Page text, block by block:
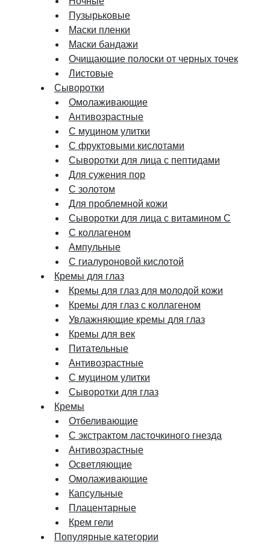
Пузырьковые
Маски пленки
Маски бандажи
Очищающие полоски от черных точек
Листовые
Сыворотки
Омолаживающие
Антивозрастные
С муцином улитки
С фруктовыми кислотами
Сыворотки для лица с пептидами
Для сужения пор
С золотом
Для проблемной кожи
Сыворотки для лица с витамином C
С коллагеном
Ампульные
С гиалуроновой кислотой
Кремы для глаз
Кремы для глаз для молодой кожи
Кремы для глаз с коллагеном
Увлажняющие кремы для глаз
Кремы для век
Питательные
Антивозрастные
С муцином улитки
Сыворотки для глаз
Кремы
Отбеливающие
С экстрактом ласточкиного гнезда
Антивозрастные
Осветляющие
Омолаживающие
Капсульные
Плацентарные
Крем гели
Популярные категории